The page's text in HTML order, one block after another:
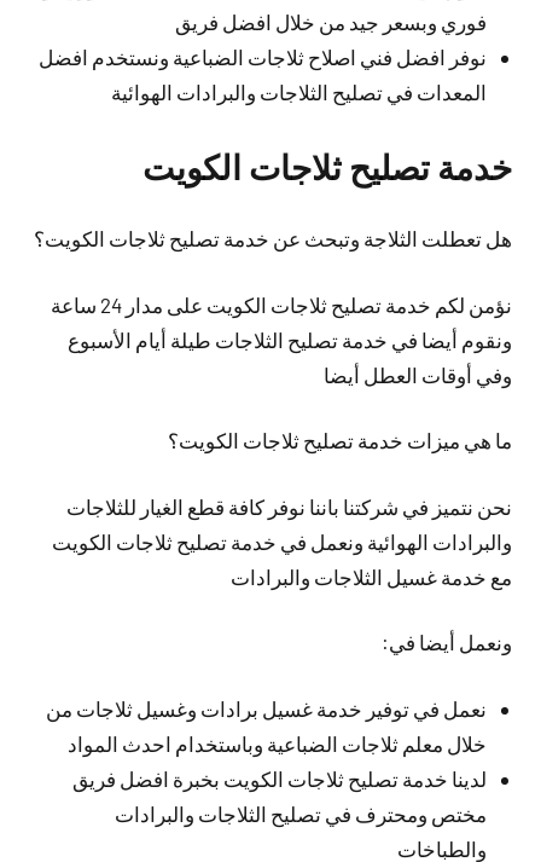
فوري وبسعر جيد من خلال افضل فريق
نوفر افضل فني اصلاح ثلاجات الضباعية ونستخدم افضل
المعدات في تصليح الثلاجات والبرادات الهوائية
خدمة تصليح ثلاجات الكويت
هل تعطلت الثلاجة وتبحث عن خدمة تصليح ثلاجات الكويت؟
نؤمن لكم خدمة تصليح ثلاجات الكويت على مدار 24 ساعة
ونقوم أيضا في خدمة تصليح الثلاجات طيلة أيام الأسبوع
وفي أوقات العطل أيضا
ما هي ميزات خدمة تصليح ثلاجات الكويت؟
نحن نتميز في شركتنا باننا نوفر كافة قطع الغيار للثلاجات
والبرادات الهوائية ونعمل في خدمة تصليح ثلاجات الكويت
مع خدمة غسيل الثلاجات والبرادات
ونعمل أيضا في:
نعمل في توفير خدمة غسيل برادات وغسيل ثلاجات من
خلال معلم ثلاجات الضباعية وباستخدام احدث المواد
لدينا خدمة تصليح ثلاجات الكويت بخبرة افضل فريق
مختص ومحترف في تصليح الثلاجات والبرادات
والطباخات